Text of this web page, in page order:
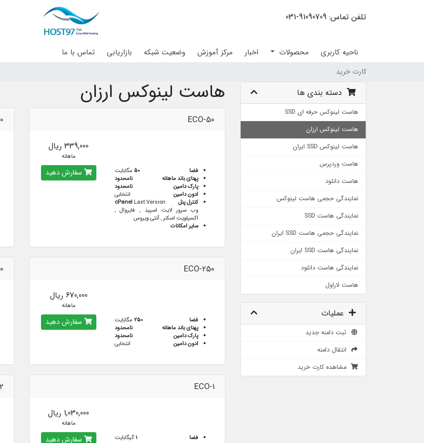
تلفن تماس: 91090709-031
ناحیه کاربری محصولات اخبار مرکز آموزش وضعیت شبکه بازاریابی تماس با ما
کارت خرید
دسته بندی ها
هاست لینوکس حرفه ای SSD
هاست لینوکس ارزان
هاست لینوکس SSD ایران
هاست وردپرس
هاست دانلود
نمایندگی حجمی هاست لینوکس
نمایندگی هاست SSD
نمایندگی حجمی هاست SSD ایران
نمایندگی هاست SSD ایران
نمایندگی هاست دانلود
هاست لاراول
عملیات
ثبت دامنه جدید
انتقال دامنه
مشاهده کارت خرید
هاست لینوکس ارزان
ECO-50
50 مگابایت
فضا
نامحدود
پهنای باند ماهانه
نامحدود
پارک دامین
انتخابی
ادون دامین
cPanelLast Version
کنترل پنل
وب سرور لایت اسپید , فایروال ,
اکسپلویت اسکنر , آنتی ویروس
سایر امکانات
339,000 ریال
ماهانه
سفارش دهید
ECO-250
250 مگابایت
فضا
نامحدود
پهنای باند ماهانه
نامحدود
پارک دامین
انتخابی
ادون دامین
670,000 ریال
ماهانه
سفارش دهید
ECO-1
1گیگابایت
فضا
1,030,000 ریال
ماهانه
سفارش دهید